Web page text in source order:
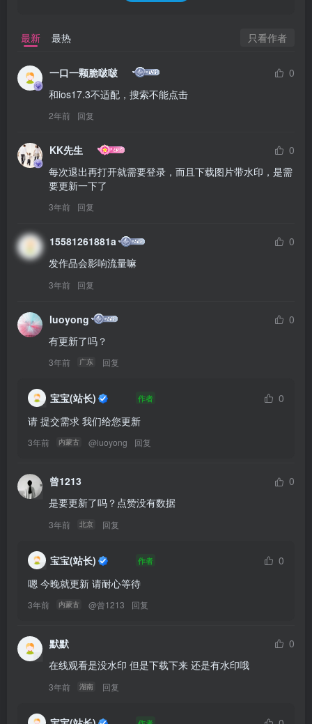
最新 最热 只看作者
一口一颗脆啵啵
0
和ios17.3不适配，搜索不能点击
2年前 回复
KK先生
0
每次退出再打开就需要登录，而且下载图片带水印，是需
要更新一下了
3年前 回复
15581261881a
0
发作品会影响流量嘛
3年前 回复
luoyong
0
有更新了吗？
3年前 广东 回复
宝宝(站长) 作者
0
请 提交需求 我们给您更新
3年前 内蒙古 @luoyong 回复
曾1213
0
是要更新了吗？点赞没有数据
3年前 北京 回复
宝宝(站长) 作者
0
嗯 今晚就更新 请耐心等待
3年前 内蒙古 @曾1213 回复
默默
0
在线观看是没水印 但是下载下来 还是有水印哦
3年前 湖南 回复